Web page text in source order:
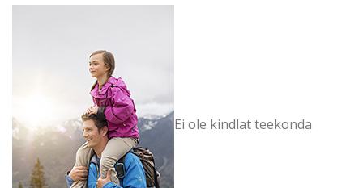
Ei ole kindlat teekonda